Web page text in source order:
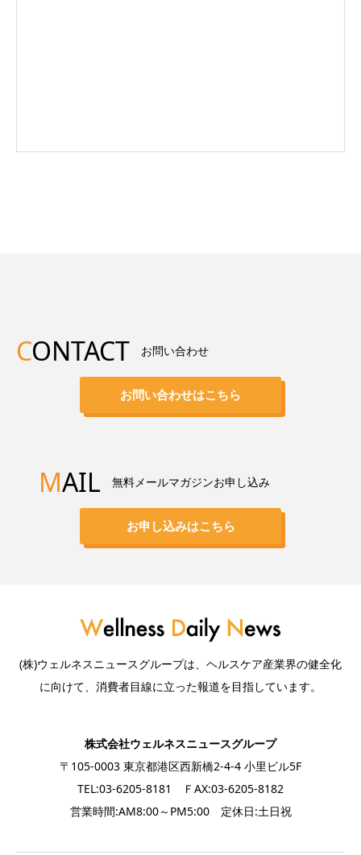
CONTACT お問い合わせ
お問い合わせはこちら
MAIL 無料メールマガジンお申し込み
お申し込みはこちら
(株)ウェルネスニュースグループは、ヘルスケア産業界の健全化
に向けて、消費者目線に立った報道を目指しています。
株式会社ウェルネスニュースグループ
〒105-0003 東京都港区西新橋2-4-4 小里ビル5F
TEL:03-6205-8181 ＦAX:03-6205-8182
営業時間:AM8:00～PM5:00 定休日:土日祝